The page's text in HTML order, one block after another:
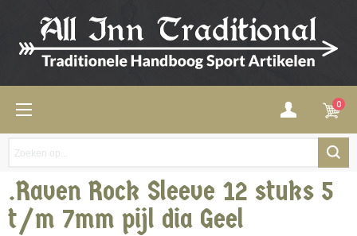
0
.Raven Rock Sleeve 12 stuks 5
t/m 7mm pijl dia Geel